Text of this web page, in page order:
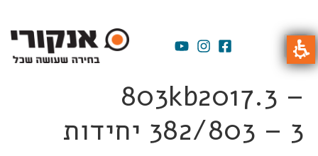
803kb2017.3 –
382/803 – 3 יחידות